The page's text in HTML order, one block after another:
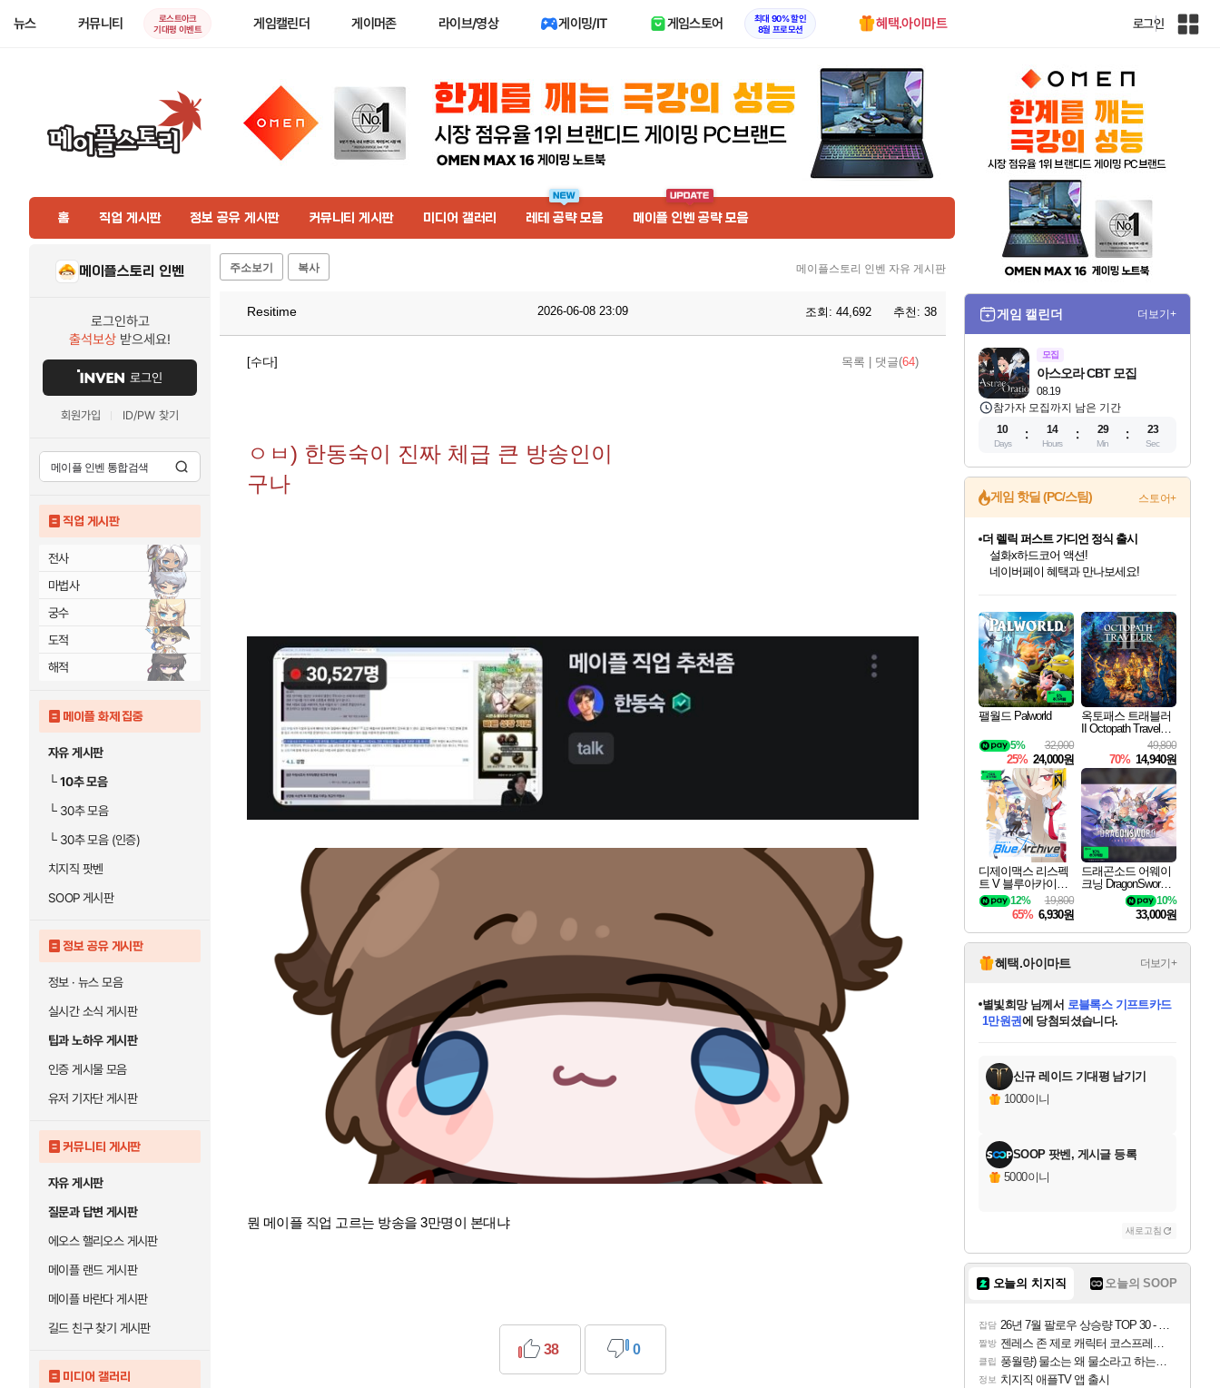
뉴스 커뮤니티
로스트아크
기대평 이벤트
게임캘린더 게이머존 라이브/영상 게이밍/IT 게임스토어
최대 90% 할인
8월 프로모션
혜택.아이마트 로그인
인
홈 직업 게시판 정보 공유 게시판 커뮤니티 게시판 미디어 갤러리 레테 공략 모음 메이플 인벤 공략 모음
메이플스토리 인벤
로그인하고
출석보상 받으세요!
로그인
회원가입 ID/PW 찾기
직업 게시판
전사
마법사
궁수
도적
해적
메이플 화제 집중
자유 게시판
└10추 모음
└30추 모음
└30추 모음 (인증)
치지직 팟벤
SOOP 게시판
정보 공유 게시판
정보 · 뉴스 모음
실시간 소식 게시판
팁과 노하우 게시판
인증 게시물 모음
유저 기자단 게시판
커뮤니티 게시판
자유 게시판
질문과 답변 게시판
에오스 핼리오스 게시판
메이플 랜드 게시판
메이플 바란다 게시판
길드 친구 찾기 게시판
미디어 갤러리
주소보기 복사 메이플스토리 인벤 자유 게시판
Resitime 2026-06-08 23:09 조회: 44,692 추천: 38
[수다] 목록 댓글(64)
ㅇㅂ) 한동숙이 진짜 체급 큰 방송인이
구나
뭔 메이플 직업 고르는 방송을 3만명이 본대냐
38 0
게임 캘린더 더보기+
모집
08.19
아스오라 CBT 모집
참가자 모집까지 남은 기간
10
Days
14
Hours
29
Min
22
Sec
게임 핫딜 (PC/스팀) 스토어+
최대 90% 할인가를 만나보세요!
네이버혜택과 함께 만나보세요!
50%할인&추가 적립까지!
네이버 포인트 혜택까지!
이니&베니 혜택까지!
네이버 혜택가와 함께 예약하세요!
할인&네이버혜택으로 만나보세요!
더 렐릭 퍼스트 가디언 정식 출시
설화x하드코어 액션!
네이버페이 혜택과 만나보세요!
40주년 프로모션으로 만나보세요!
할인가에 만나보세요!
일부 에디션 상시 할인!
혜택으로 예약 판매 중
편안하게 충전하세요
팰월드 Palworld
32,000
5%
25% 24,000원
옥토패스 트래블러
II Octopath Traveler I
49,800
70% 14,940원
디제이맥스 리스펙
트 V 블루아카이브
팩 DJMAX RESPE
CT V Blue Archive P
ack DLC
19,800
12%
65% 6,930원
드래곤소드 어웨이
크닝 DragonSword A
10%
33,000원
혜택.아이마트 더보기+
교환.
당첨되셨습니다.
당첨되셨습니다.
당첨되셨습니다.
별빛희망님께서 로블록스 기프트카드
1만원권에 당첨되셨습니다.
당첨되셨습니다.
당첨되셨습니다.
당첨되셨습니다.
당첨되셨습니다.
에디션 (스팀코드)를 교환.
당첨되셨습니다.
신규 레이드 기대평 남기기
1000이니
SOOP 팟벤, 게시글 등록
5000이니
새로고침
오늘의 치지직 오늘의 SOOP
잡담 26년 7월 팔로우 상승량 TOP 30 - 월간 치지직
짤방 젠레스 존 제로 캐릭터 코스프레한 꽁주
클립 풍월량) 물소는 왜 물소라고 하는거야? 아! 그만 ㅋㅋ
정보 치지직 애플TV 앱 출시